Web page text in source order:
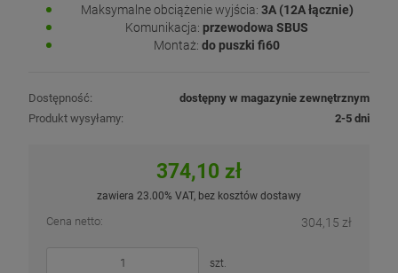
Maksymalne obciążenie wyjścia: 3A (12A łącznie)
Komunikacja: przewodowa SBUS
Montaż: do puszki fi60
Dostępność:
dostępny w magazynie zewnętrznym
Produkt wysyłamy:
2-5 dni
374,10 zł
zawiera 23.00% VAT, bez kosztów dostawy
Cena netto: 304,15 zł
szt.